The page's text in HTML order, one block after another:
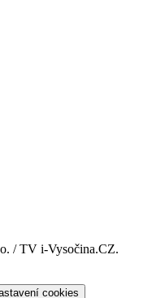
/ TV i-Vysočina.CZ.
cookies